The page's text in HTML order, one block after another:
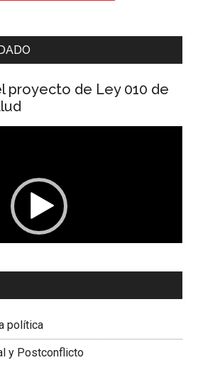
proyecto de Ley 010 de
01:04
Presidenta Corporación
política
y Postconflicto